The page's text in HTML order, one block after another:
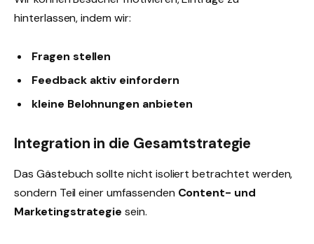
hinterlassen, indem wir:
Fragen stellen
Feedback aktiv einfordern
kleine Belohnungen anbieten
Integration in die Gesamtstrategie
Das Gästebuch sollte nicht isoliert betrachtet werden,
sondern Teil einer umfassenden Content- und
Marketingstrategie sein.